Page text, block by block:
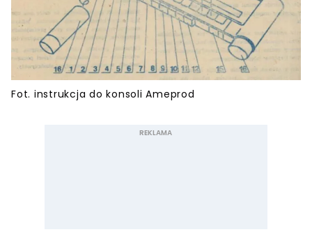
Fot. instrukcja do konsoli Ameprod